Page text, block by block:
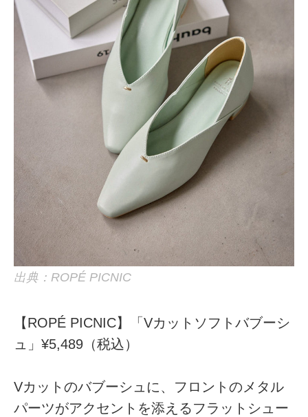
出典：ROPÉ PICNIC
【ROPÉ PICNIC】「Vカットソフトバブーシ
ュ」¥5,489（税込）
Vカットのバブーシュに、フロントのメタル
パーツがアクセントを添えるフラットシュー